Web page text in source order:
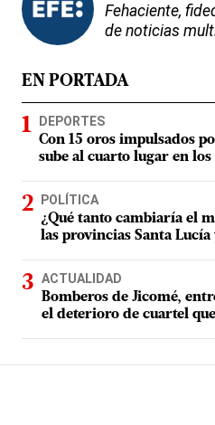
Fehaciente,
de noticias
EN PORTADA
DEPORTES
Con 15 oros impulsados
sube al cuarto lugar en
POLÍTICA
¿Qué tanto cambiaría el
las provincias Santa
ACTUALIDAD
Bomberos de Jicomé,
el deterioro de cuartel